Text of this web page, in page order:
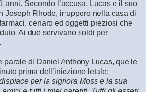
anni. Secondo l’accusa, Lucas e il suo
Joseph Rhode, irruppero nella casa di
denaro ed oggetti preziosi che
Ai due servivano soldi per
parole di Daniel Anthony Lucas, quelle
prima dell’iniezione letale:
per la signora Moss e la sua